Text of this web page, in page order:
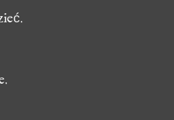
.